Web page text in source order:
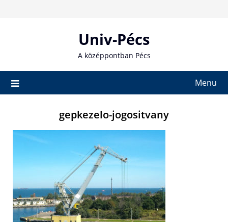
Univ-Pécs
A középpontban Pécs
Menu
gepkezelo-jogositvany